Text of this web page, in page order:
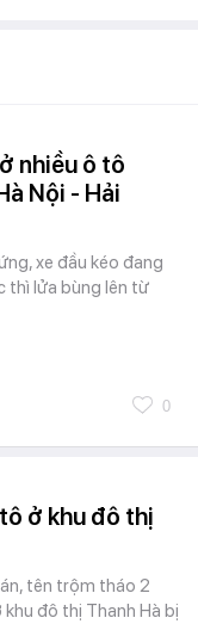
nhiều ô tô
Nội - Hải
xe đầu kéo đang
thì lửa bùng lên từ
0
ở khu đô thị
tên trộm tháo 2
đô thị Thanh Hà bị